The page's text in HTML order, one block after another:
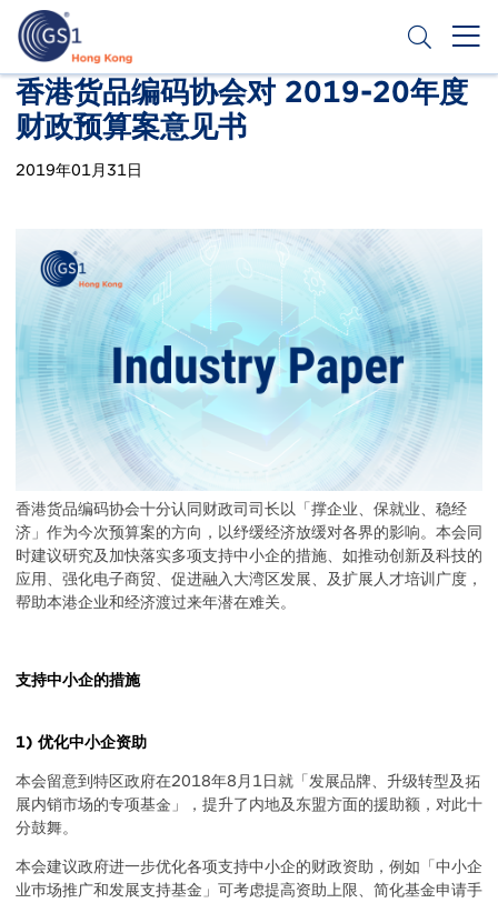
主Header
Top
Second
申请条码
香港货品编码协会对 2019-20年度
财政预算案意见书
2019年01月31日
Publication
Thumbnail
Body
香港货品编码协会十分认同财政司司长以「撑企业、保就业、稳经
济」作为今次预算案的方向，以纾缓经济放缓对各界的影响。本会同
时建议研究及加快落实多项支持中小企的措施、如推动创新及科技的
应用、强化电子商贸、促进融入大湾区发展、及扩展人才培训广度，
帮助本港企业和经济渡过来年潜在难关。
支持中小企的措施
1) 优化中小企资助
本会留意到特区政府在2018年8月1日就「发展品牌、升级转型及拓
展内销市场的专项基金」，提升了内地及东盟方面的援助额，对此十
分鼓舞。
本会建议政府进一步优化各项支持中小企的财政资助，例如「中小企
业巿场推广和发展支持基金」可考虑提高资助上限、简化基金申请手